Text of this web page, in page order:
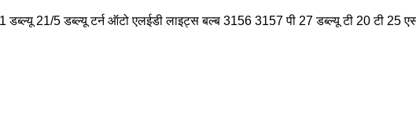
21/5 डब्ल्यू टर्न ऑटो एलईडी लाइट्स बल्ब 3156 3157 पी 27 डब्ल्यू टी 20 टी 25